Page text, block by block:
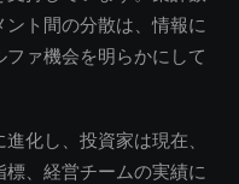
ト間の分散は、情報に
ァ機会を明らかにして
化し、投資家は現在、
、経営チームの実績に